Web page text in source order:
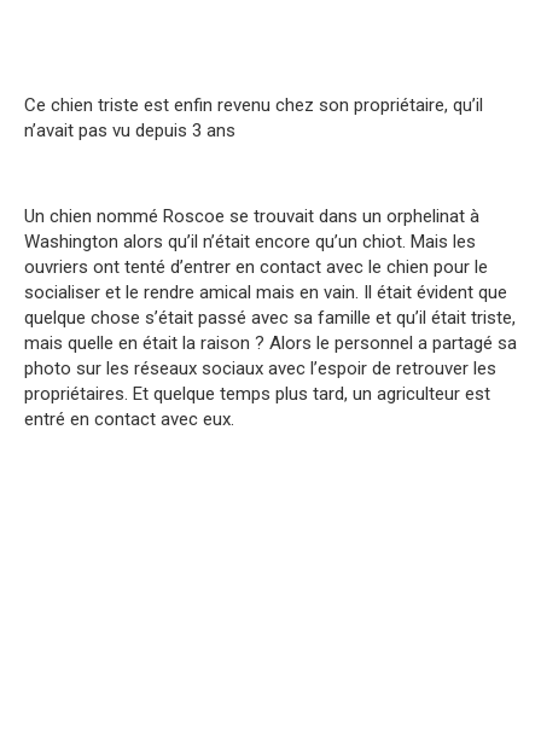
Ce chien triste est enfin revenu chez son propriétaire, qu’il
n’avait pas vu depuis 3 ans
Un chien nommé Roscoe se trouvait dans un orphelinat à
Washington alors qu’il n’était encore qu’un chiot. Mais les
ouvriers ont tenté d’entrer en contact avec le chien pour le
socialiser et le rendre amical mais en vain. Il était évident que
quelque chose s’était passé avec sa famille et qu’il était triste,
mais quelle en était la raison ? Alors le personnel a partagé sa
photo sur les réseaux sociaux avec l’espoir de retrouver les
propriétaires. Et quelque temps plus tard, un agriculteur est
entré en contact avec eux.